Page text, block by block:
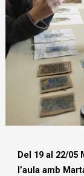
Del 19 al 22/05
l’aula amb